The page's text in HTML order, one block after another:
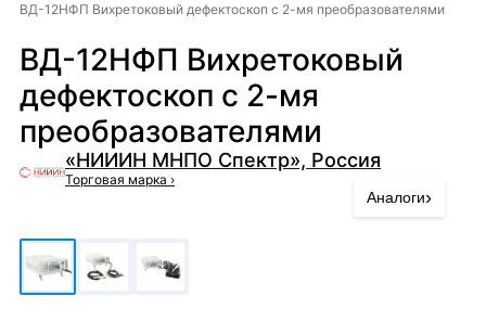
ВД-12НФП Вихретоковый дефектоскоп с 2-мя преобразователями
ВД-12НФП Вихретоковый
дефектоскоп с 2-мя
преобразователями
«НИИИН МНПО Спектр», Россия
Торговая марка ›
Аналоги›